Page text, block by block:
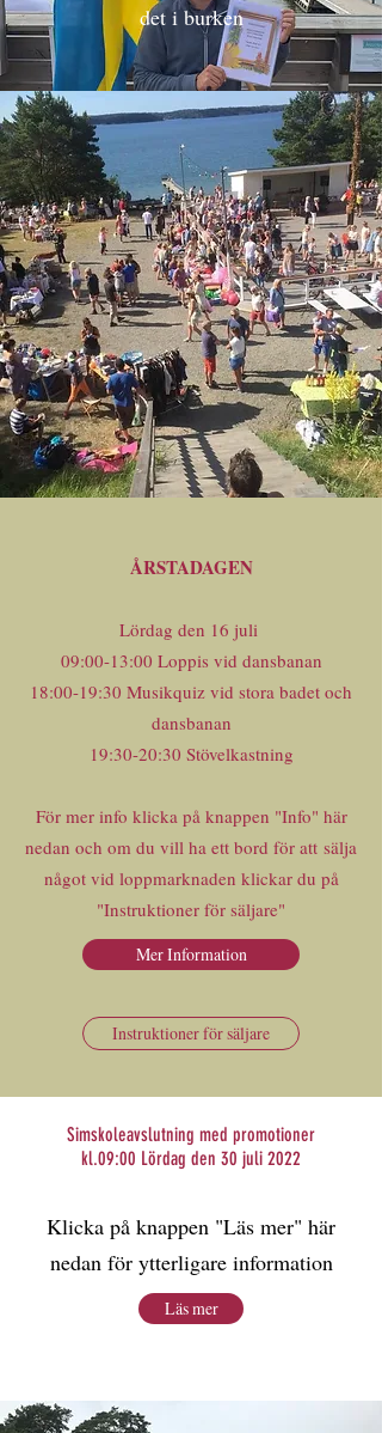
det i burken
ÅRSTADAGEN
Lördag den 16 juli
09:00-13:00 Loppis vid dansbanan
18:00-19:30 Musikquiz vid stora badet och
dansbanan
19:30-20:30 Stövelkastning
För mer info klicka på knappen "Info" här
nedan och om du vill ha ett bord för att sälja
något vid loppmarknaden klickar du på
"Instruktioner för säljare"
Mer Information
Instruktioner för säljare
Simskoleavslutning med promotioner
kl.09:00 Lördag den 30 juli 2022
Klicka på knappen "Läs mer" här
nedan för ytterligare information
Läs mer